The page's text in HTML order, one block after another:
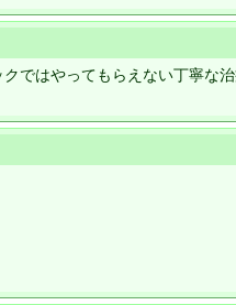
ではやってもらえない丁寧な